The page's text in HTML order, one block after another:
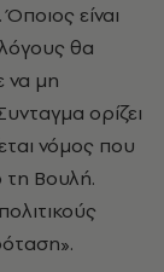
είναι
θα
να μη
ορίζει
νόμος που
Βουλή.